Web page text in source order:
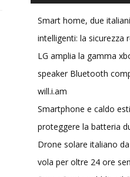
Smart home, due
intelligenti: la sicurezza
LG amplia la gamma
speaker Bluetooth
will.i.am
Smartphone e caldo
proteggere la batteria
Drone solare italiano
vola per oltre 24 ore